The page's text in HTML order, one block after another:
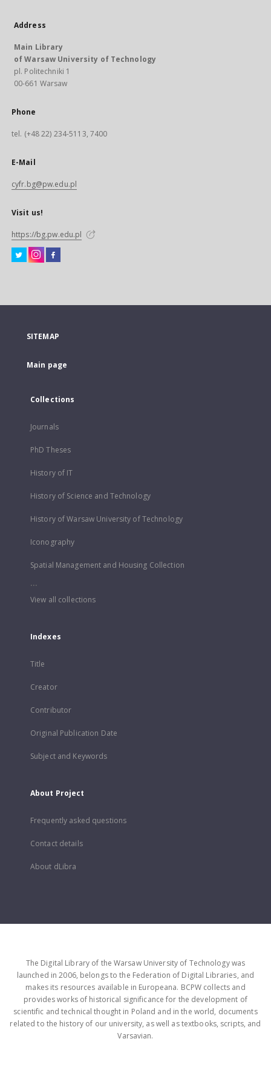
Address
Main Library
of Warsaw University of Technology
pl. Politechniki 1
00-661 Warsaw
Phone
tel. (+48 22) 234-5113, 7400
E-Mail
cyfr.bg@pw.edu.pl
Visit us!
https://bg.pw.edu.pl
SITEMAP
Main page
Collections
Journals
PhD Theses
History of IT
History of Science and Technology
History of Warsaw University of Technology
Iconography
Spatial Management and Housing Collection
...
View all collections
Indexes
Title
Creator
Contributor
Original Publication Date
Subject and Keywords
About Project
Frequently asked questions
Contact details
About dLibra
The Digital Library of the Warsaw University of Technology was
launched in 2006, belongs to the Federation of Digital Libraries, and
makes its resources available in Europeana. BCPW collects and
provides works of historical significance for the development of
scientific and technical thought in Poland and in the world, documents
related to the history of our university, as well as textbooks, scripts, and
Varsavian.